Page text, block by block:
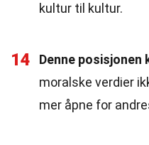
kultur til kultur.
14 Denne
moralske verdier
mer åpne for